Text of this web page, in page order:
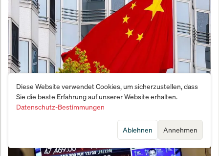
China wächst nur noch 4,7% – unter Zielmarke und
Erwartungen
Diese Website verwendet Cookies, um sicherzustellen, dass
Sie die beste Erfahrung auf unserer Website erhalten.
Datenschutz-Bestimmungen
Annehmen
Ablehnen